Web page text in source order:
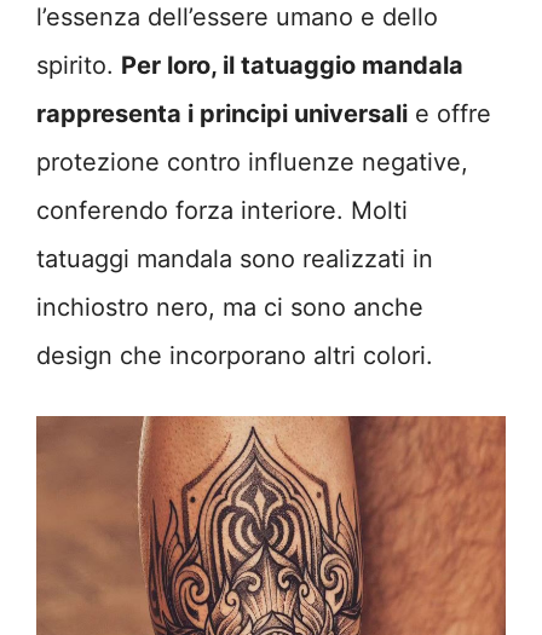
l’essenza dell’essere umano e dello
spirito. Per loro, il tatuaggio mandala
rappresenta i principi universali e offre
protezione contro influenze negative,
conferendo forza interiore. Molti
tatuaggi mandala sono realizzati in
inchiostro nero, ma ci sono anche
design che incorporano altri colori.